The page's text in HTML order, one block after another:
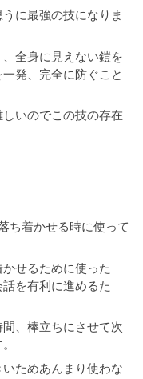
に最強の技になりま
全身に見えない鎧を
発、完全に防ぐこと
いのでこの技の存在
ち着かせる時に使って
せるために使った
を有利に進めるた
、棒立ちにさせて次
ためあんまり使わな